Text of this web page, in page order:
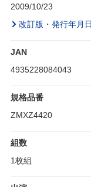
2009/10/23
改訂版・発行年月
JAN
4935228084043
規格品番
ZMXZ4420
組数
1枚組